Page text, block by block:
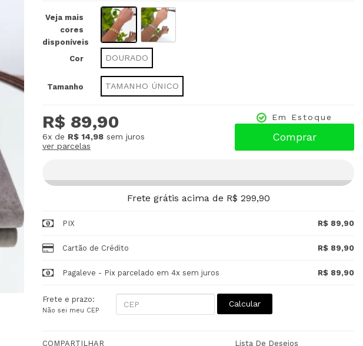
Veja mais
cores
disponíveis
Cor
DOURADO
Tamanho TAMANHO ÚNICO
R$ 89,90
6x de R$ 14,98 sem juros
ver parcelas
Em Estoque
Comprar
Frete grátis acima de R$ 299,90
PIX R$ 89,90
Cartão de Crédito R$ 89,90
Pagaleve - Pix parcelado em 4x sem juros R$ 89,90
Frete e prazo:
Não sei meu CEP
Calcular
COMPARTILHAR Lista De Desejos